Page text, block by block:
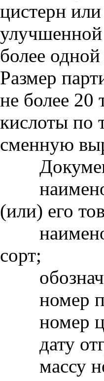
цистерн
более
Размер
не более 20
кислоты по
сменную
Документ
(или) его
сорт;
номер
номер
дату
массу